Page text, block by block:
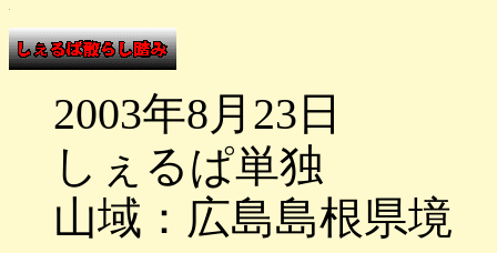
2003年8月23日
しぇるぱ単独
山域：広島島根県境